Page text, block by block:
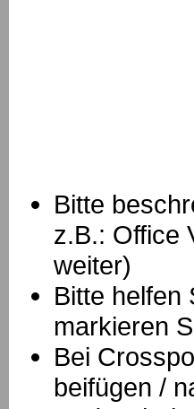
Bitte
z.B.: Office
weiter)
Bitte helfen
markieren
Bei
beifügen /